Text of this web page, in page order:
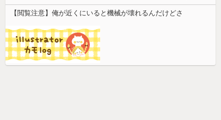
【閲覧注意】俺が近くにいると機械が壊れるんだけどさ